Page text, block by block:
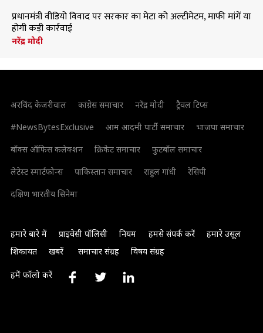
प्रधानमंत्री वीडियो विवाद पर सरकार का मेटा को अल्टीमेटम, माफी मांगें या
होगी कड़ी कार्रवाई
नरेंद्र मोदी
अरविंद केजरीवाल कांग्रेस समाचार नरेंद्र मोदी
ट्रैवल टिप्स
#NewsBytesExclusive
आम आदमी पार्टी समाचार
भाजपा समाचार
बॉक्स ऑफिस कलेक्शन
क्रिकेट समाचार
फुटबॉल समाचार
लेटेस्ट स्मार्टफोन्स
पाकिस्तान समाचार राहुल गांधी
रेसिपी
दक्षिण भारतीय सिनेमा
हमारे बारे में प्राइवेसी पॉलिसी नियम हमसे संपर्क करें
हमारे उसूल
शिकायत
खबरें समाचार संग्रह विषय संग्रह
हमें फॉलो करें